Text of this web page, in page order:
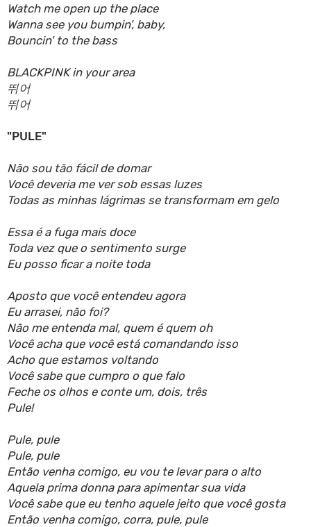
Watch me open up the place
Wanna see you bumpin', baby,
Bouncin' to the bass
BLACKPINK in your area
뛰어
뛰어
"PULE"
Não sou tão fácil de domar
Você deveria me ver sob essas luzes
Todas as minhas lágrimas se transformam em gelo
Essa é a fuga mais doce
Toda vez que o sentimento surge
Eu posso ficar a noite toda
Aposto que você entendeu agora
Eu arrasei, não foi?
Não me entenda mal, quem é quem oh
Você acha que você está comandando isso
Acho que estamos voltando
Você sabe que cumpro o que falo
Feche os olhos e conte um, dois, três
Pule!
Pule, pule
Pule, pule
Então venha comigo, eu vou te levar para o alto
Aquela prima donna para apimentar sua vida
Você sabe que eu tenho aquele jeito que você gosta
Então venha comigo, corra, pule, pule